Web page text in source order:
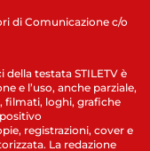
di Comunicazione c/o
testata STILETV è
e l’uso, anche parziale,
filmati, loghi, grafiche
registrazioni, cover e
La redazione